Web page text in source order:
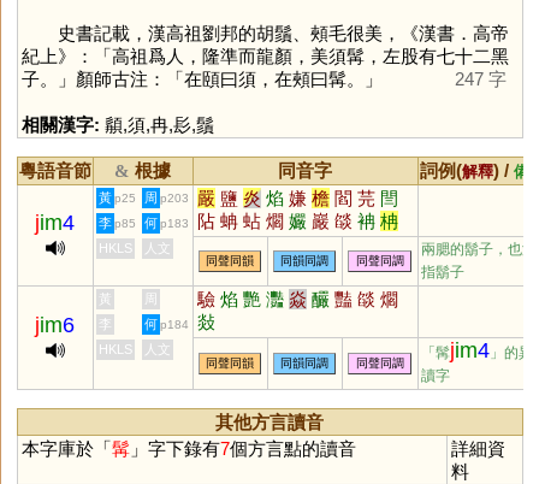
史書記載，漢高祖劉邦的胡鬚、頰毛很美，《漢書．高帝
紀上》：「高祖爲人，隆準而龍顏，美須髯，左股有七十二黑
子。」顏師古注：「在頤曰須，在頰曰髯。」
247 字
相關漢字: 䫇,須,冉,髟,鬚
粵語音節 & 根據 同音字 詞例(解釋) / 備
jim4
黃 p25 周 p203 嚴 鹽 炎 焰 嫌 檐 閻 芫 閆
阽 蚺 蛅 爓 孍 巖 燄 袡 柟
壛 呥 簷
李 p85 何 p183
HKLS 人文
同聲同韻 同韻同調 同聲同調
兩腮的鬍子，也泛
指鬍子
jim6
黃 周 驗 焰 艷 灩 焱 釅 豔 燄 爓
敥
李 何 p184
HKLS 人文
同聲同韻 同韻同調 同聲同調
「髯jim4 」的異
讀字
其他方言讀音
本字庫於「髯」字下錄有7個方言點的讀音
詳細資
料